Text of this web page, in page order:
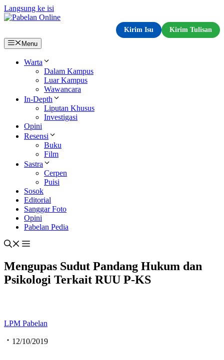
Langsung ke isi
Kirim Isu
Kirim Tulisan
Menu
Warta
Dalam Kampus
Luar Kampus
Wawancara
In-Depth
Liputan Khusus
Investigasi
Opini
Resensi
Buku
Film
Sastra
Cerpen
Puisi
Sosok
Editorial
Sanggar Foto
Opini
Pabelan Pedia
Mengupas Sudut Pandang Hukum dan
Psikologi Terkait RUU P-KS
LPM Pabelan
12/10/2019